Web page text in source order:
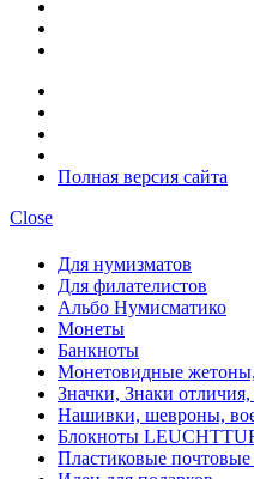
Полная версия сайта
Close
Для нумизматов
Для филателистов
Альбо Нумисматико
Монеты
Банкноты
Монетовидные
Значки, Знаки
Нашивки, шевроны,
Блокноты
Пластиковые